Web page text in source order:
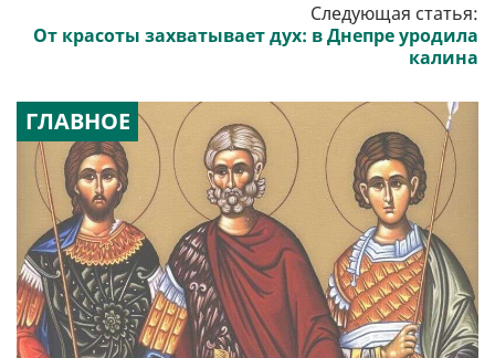
Следующая статья:
От красоты захватывает дух: в Днепре уродила
калина
ГЛАВНОЕ